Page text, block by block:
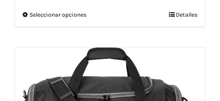
Seleccionar opcionesEste
múltiples
variantes.
Las
opciones
Detalles